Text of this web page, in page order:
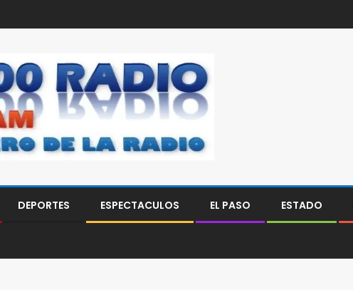
DEPORTES ESPECTACULOS EL PASO ESTADO